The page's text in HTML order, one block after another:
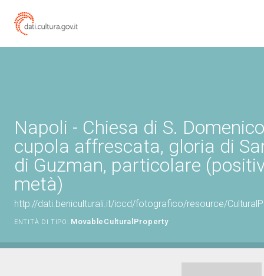
Napoli - Chiesa di S.
cupola affrescata, gloria di
di Guzman, particolare
metà)
http://dati.beniculturali.it/iccd/fotografico/resource/
ENTITÀ DI TIPO: MovableCulturalProperty